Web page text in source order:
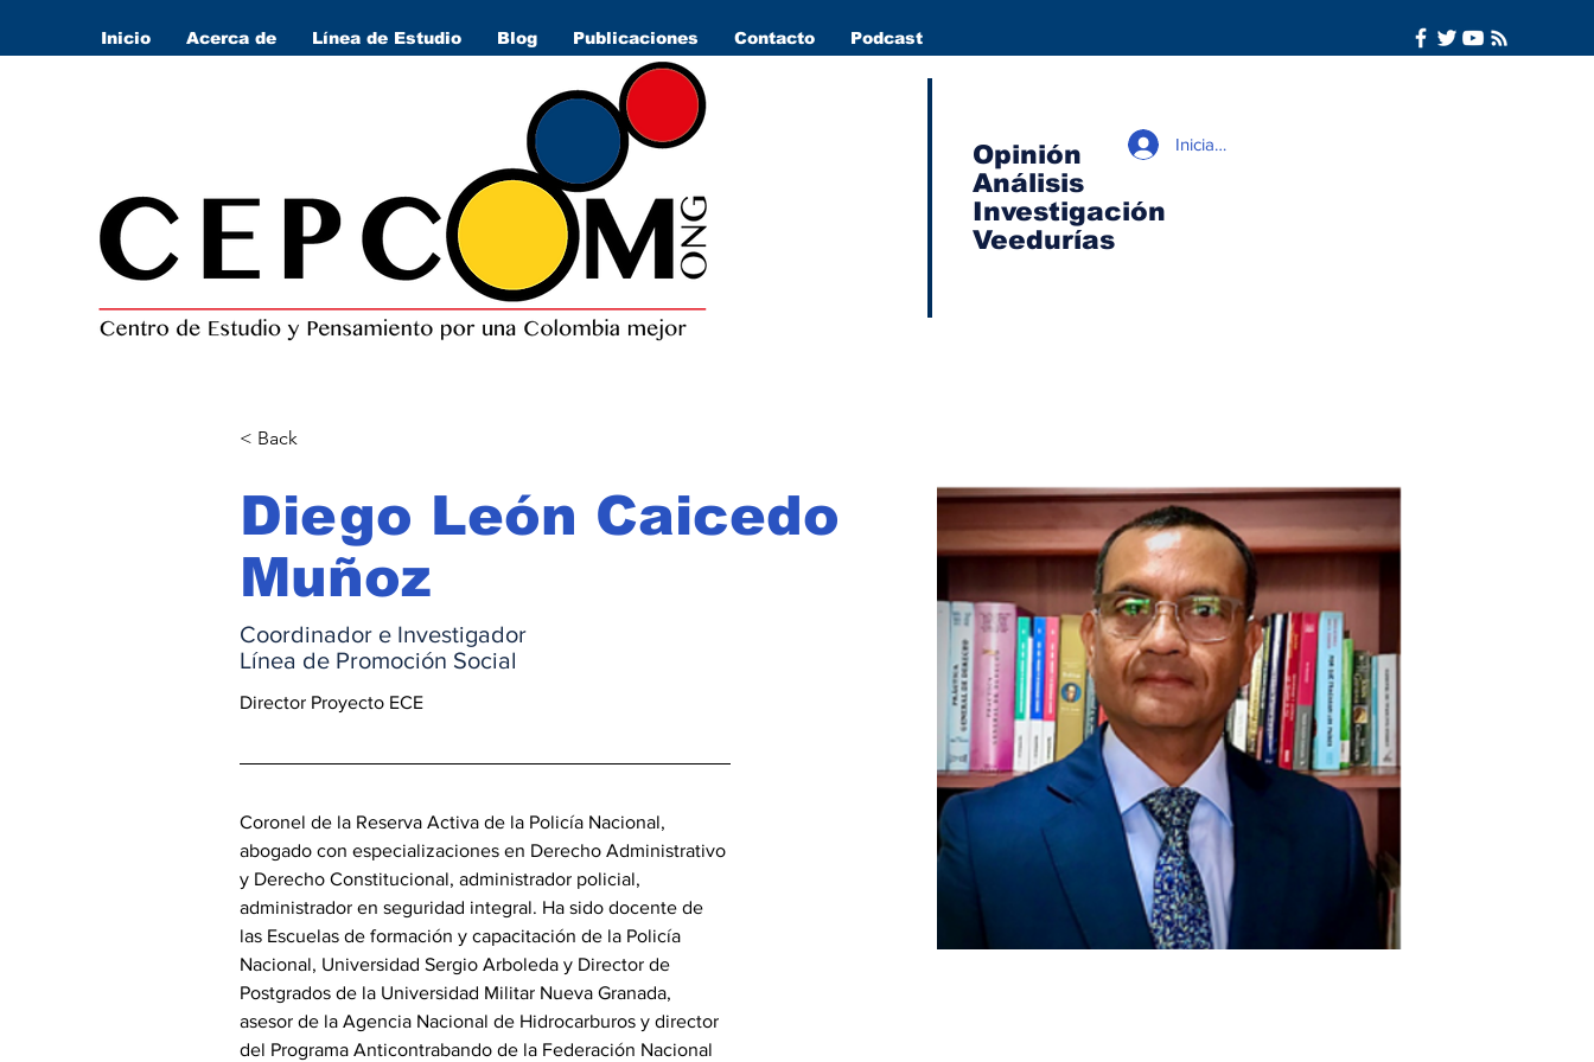
Inicio Acerca de Línea de Estudio Blog Publicaciones Contacto Podcast
Opinión
Análisis
Investigación
Veedurías
Iniciar sesión
< Back
Diego León Caicedo
Muñoz
Coordinador e Investigador
Línea de Promoción Social
Director Proyecto ECE
Coronel de la Reserva Activa de la Policía Nacional,
abogado con especializaciones en Derecho Administrativo
y Derecho Constitucional, administrador policial,
administrador en seguridad integral. Ha sido docente de
las Escuelas de formación y capacitación de la Policía
Nacional, Universidad Sergio Arboleda y Director de
Postgrados de la Universidad Militar Nueva Granada,
asesor de la Agencia Nacional de Hidrocarburos y director
del Programa Anticontrabando de la Federación Nacional